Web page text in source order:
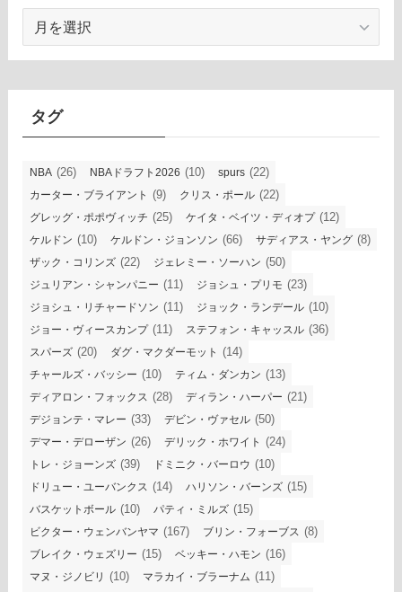
カ
タグ
NBA (26) NBAドラフト2026 (10) spurs (22)
カーター・ブライアント (9) クリス・ポール (22)
グレッグ・ポポヴィッチ (25) ケイタ・ベイツ・ディオプ(12)
ケルドン (10) ケルドン・ジョンソン (66) サディアス・ヤング (8)
ザック・コリンズ (22) ジェレミー・ソーハン (50)
ジュリアン・シャンパニー (11) ジョシュ・プリモ (23)
ジョシュ・リチャードソン (11) ジョック・ランデール (10)
ジョー・ヴィースカンプ(11) ステフォン・キャッスル (36)
スパーズ (20) ダグ・マクダーモット (14)
チャールズ・バッシー (10) ティム・ダンカン (13)
ディアロン・フォックス (28) ディラン・ハーパー (21)
デジョンテ・マレー (33) デビン・ヴァセル (50)
デマー・デローザン (26) デリック・ホワイト (24)
トレ・ジョーンズ (39) ドミニク・バーロウ (10)
ドリュー・ユーバンクス (14) ハリソン・バーンズ (15)
バスケットボール (10) パティ・ミルズ (15)
ビクター・ウェンバンヤマ (167) ブリン・フォーブス (8)
ブレイク・ウェズリー (15) ベッキー・ハモン (16)
マヌ・ジノビリ (10) マラカイ・ブラーナム (11)